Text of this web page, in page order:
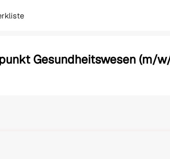
Gesundheitswesen (m/